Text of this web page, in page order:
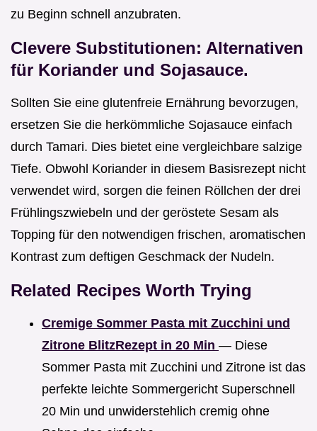
zu Beginn schnell anzubraten.
Clevere Substitutionen: Alternativen
für Koriander und Sojasauce.
Sollten Sie eine glutenfreie Ernährung bevorzugen,
ersetzen Sie die herkömmliche Sojasauce einfach
durch Tamari. Dies bietet eine vergleichbare salzige
Tiefe. Obwohl Koriander in diesem Basisrezept nicht
verwendet wird, sorgen die feinen Röllchen der drei
Frühlingszwiebeln und der geröstete Sesam als
Topping für den notwendigen frischen, aromatischen
Kontrast zum deftigen Geschmack der Nudeln.
Related Recipes Worth Trying
Cremige Sommer Pasta mit Zucchini und
Zitrone BlitzRezept in 20 Min — Diese
Sommer Pasta mit Zucchini und Zitrone ist das
perfekte leichte Sommergericht Superschnell
20 Min und unwiderstehlich cremig ohne